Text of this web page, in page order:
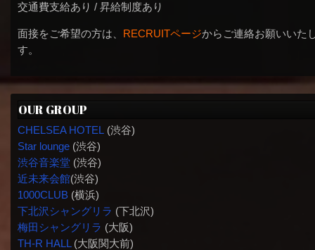
交通費支給あり / 昇給制度あり
面接をご希望の方は、 RECRUITページからご連絡お願いいた
す。
OUR GROUP
CHELSEA HOTEL (渋谷)
Star lounge(渋谷)
渋谷音楽堂(渋谷)
近未来会館(渋谷)
1000CLUB(横浜)
下北沢シャングリラ (下北沢)
梅田シャングリラ (大阪)
TH-R HALL(大阪関大前)